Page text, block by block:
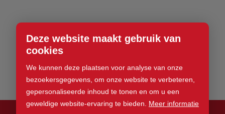
Deze website maakt gebruik van
cookies
We kunnen deze plaatsen voor analyse van onze
bezoekersgegevens, om onze website te verbeteren,
gepersonaliseerde inhoud te tonen en om u een
geweldige website-ervaring te bieden. Meer informatie